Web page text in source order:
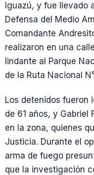
Iguazú, y fue llevado
Defensa del Medio
Comandante
realizaron en una
lindante al Parque
de la Ruta Nacional
Los detenidos fueron
de 61 años, y Gabriel
en la zona, quienes
Justicia. Durante el
arma de fuego
que la investigación